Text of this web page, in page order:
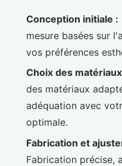
Conception initiale :
mesure basées sur
vos préférences
Choix des
des matériaux
adéquation avec
optimale.
Fabrication et
Fabrication précise,